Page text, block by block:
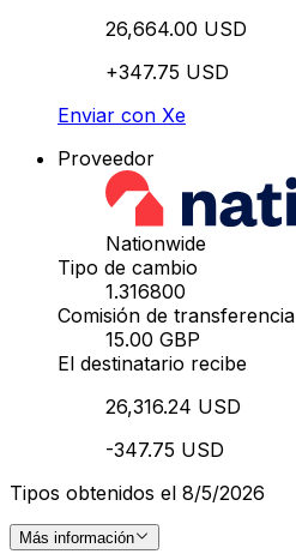
26,664.00 USD
+347.75 USD
Enviar con Xe
Proveedor
Nationwide
Tipo de cambio
1.316800
Comisión de transferencia
15.00 GBP
El destinatario recibe
26,316.24 USD
-347.75 USD
Tipos obtenidos el 8/5/2026
Más información